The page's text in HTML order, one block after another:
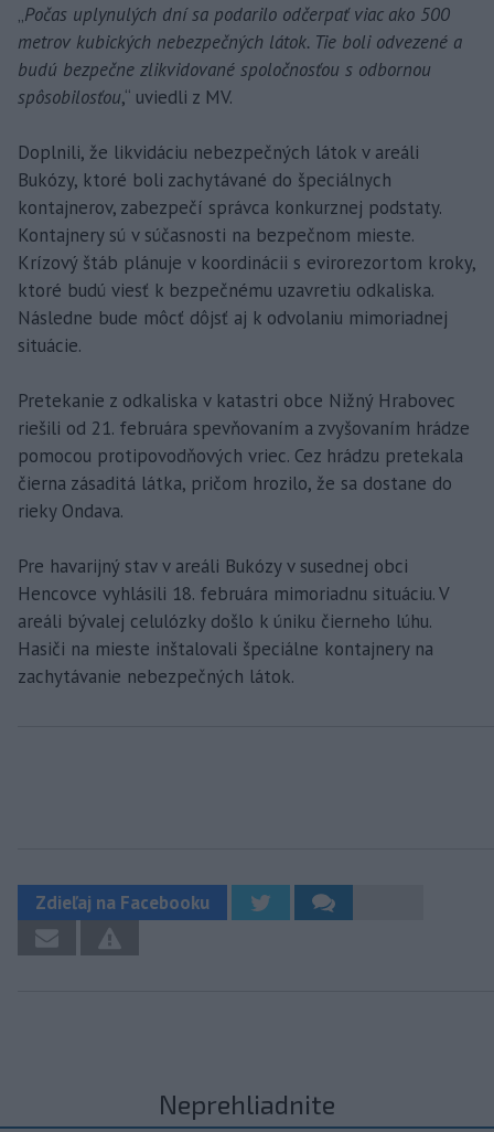
„Počas uplynulých dní sa podarilo odčerpať viac ako 500
metrov kubických nebezpečných látok. Tie boli odvezené a
budú bezpečne zlikvidované spoločnosťou s odbornou
spôsobilosťou,“ uviedli z MV.
Doplnili, že likvidáciu nebezpečných látok v areáli
Bukózy, ktoré boli zachytávané do špeciálnych
kontajnerov, zabezpečí správca konkurznej podstaty.
Kontajnery sú v súčasnosti na bezpečnom mieste.
Krízový štáb plánuje v koordinácii s evirorezortom kroky,
ktoré budú viesť k bezpečnému uzavretiu odkaliska.
Následne bude môcť dôjsť aj k odvolaniu mimoriadnej
situácie.
Pretekanie z odkaliska v katastri obce Nižný Hrabovec
riešili od 21. februára spevňovaním a zvyšovaním hrádze
pomocou protipovodňových vriec. Cez hrádzu pretekala
čierna zásaditá látka, pričom hrozilo, že sa dostane do
rieky Ondava.
Pre havarijný stav v areáli Bukózy v susednej obci
Hencovce vyhlásili 18. februára mimoriadnu situáciu. V
areáli bývalej celulózky došlo k úniku čierneho lúhu.
Hasiči na mieste inštalovali špeciálne kontajnery na
zachytávanie nebezpečných látok.
Zdieľaj na Facebooku
Neprehliadnite